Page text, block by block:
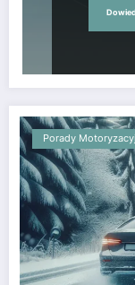
Porady